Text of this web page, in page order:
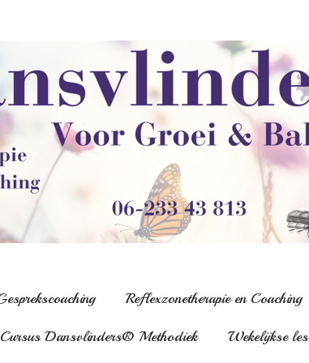
Reflexzonetherapie en Coaching
Cursus Dansvlinders® Methodiek Wekelijkse les